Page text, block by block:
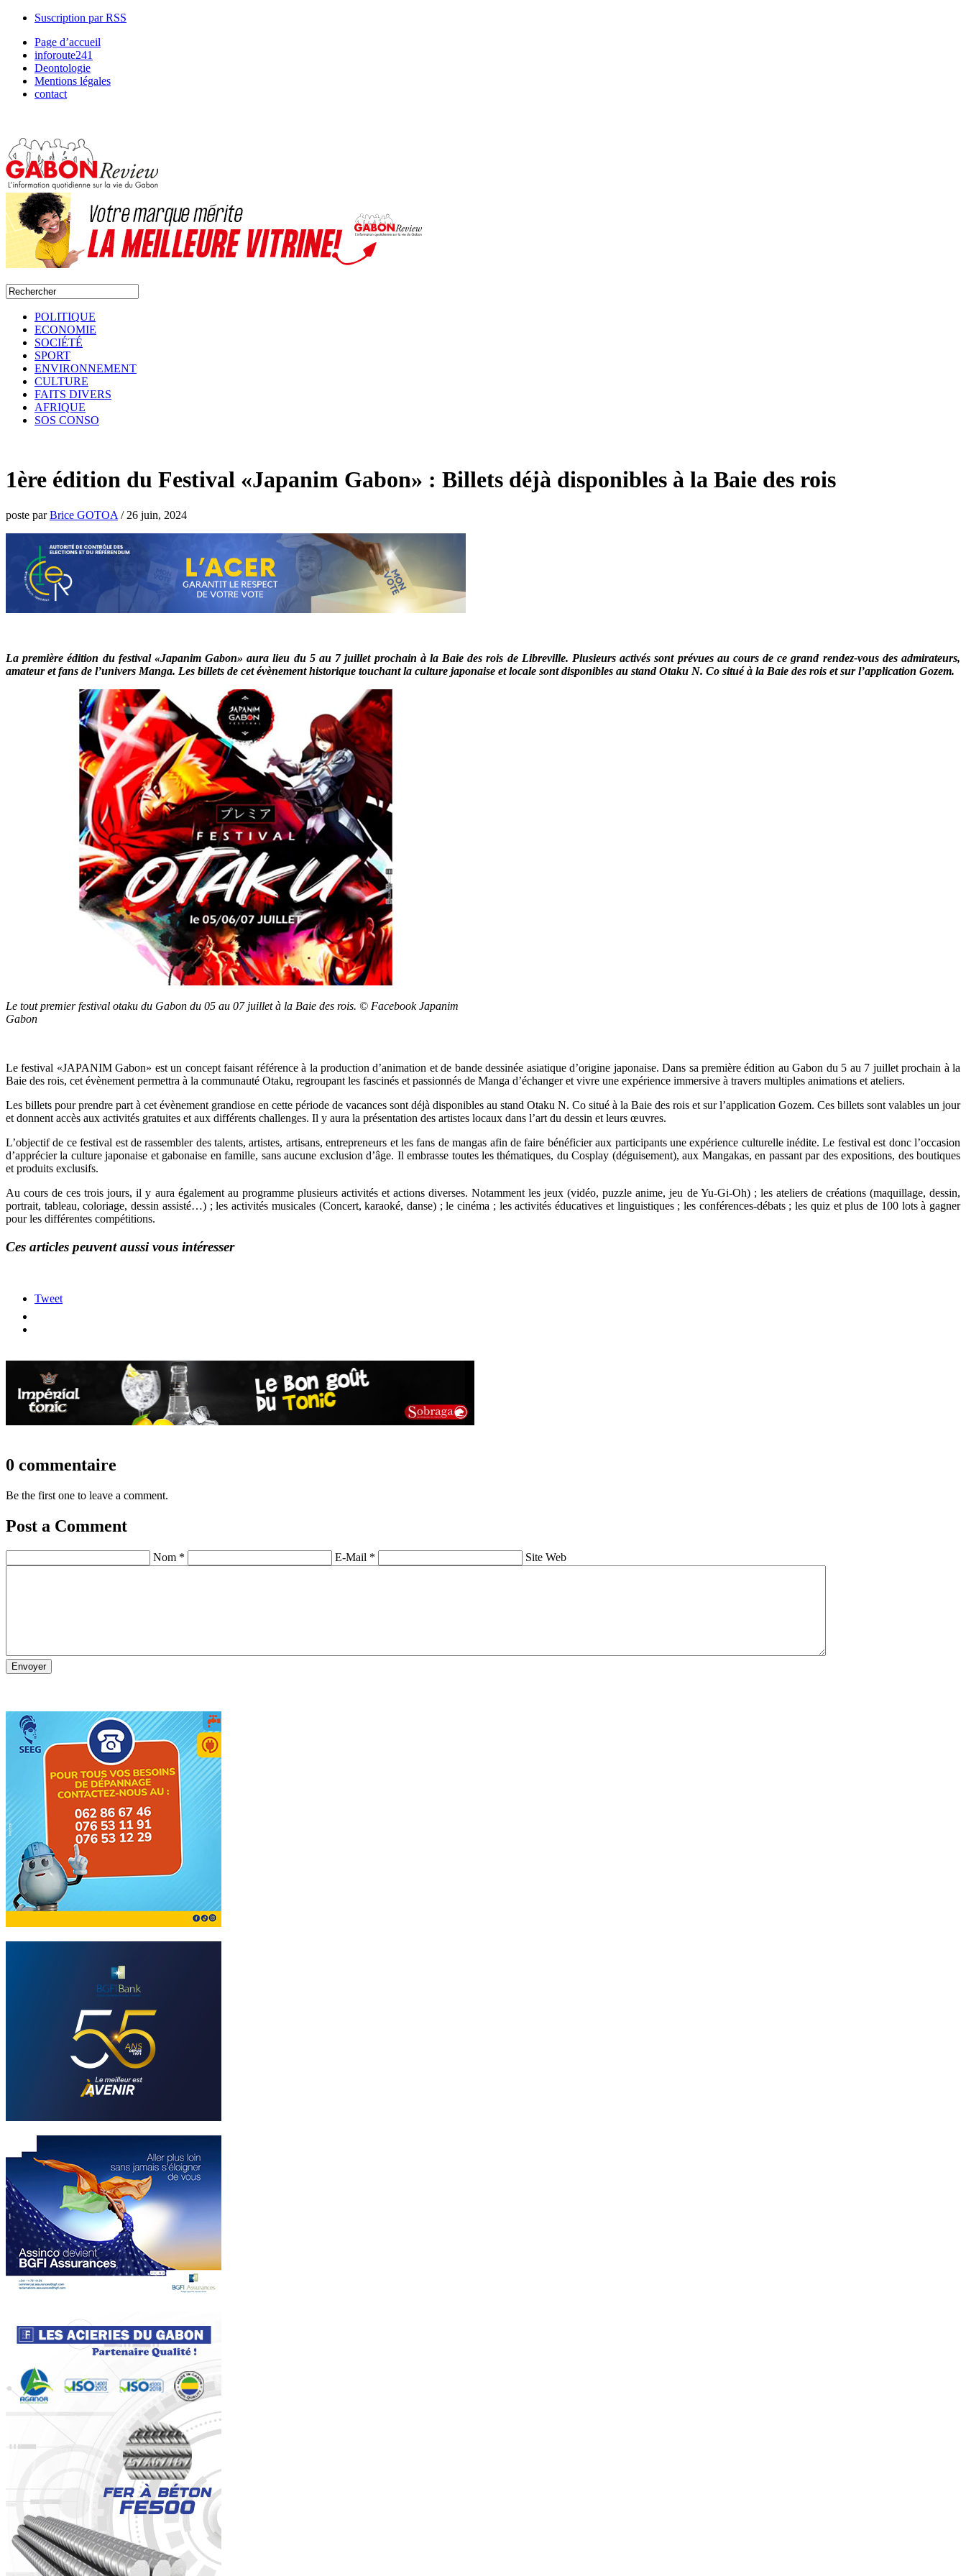
Suscription par RSS
Page d’accueil
inforoute241
Deontologie
Mentions légales
contact
POLITIQUE
ECONOMIE
SOCIÉTÉ
SPORT
ENVIRONNEMENT
CULTURE
FAITS DIVERS
AFRIQUE
SOS CONSO
1ère édition du Festival «Japanim Gabon» : Billets déjà disponibles à la Baie des rois
poste parBrice GOTOA / 26 juin, 2024
La première édition du festival «Japanim Gabon» aura lieu du 5 au 7 juillet prochain à la Baie des rois de Libreville. Plusieurs activés sont prévues au cours de ce grand rendez-vous des admirateurs,
amateur et fans de l’univers Manga. Les billets de cet évènement historique touchant la culture japonaise et locale sont disponibles au stand Otaku N. Co situé à la Baie des rois et sur l’application Gozem.
Le tout premier festival otaku du Gabon du 05 au 07 juillet à la Baie des rois. © Facebook Japanim
Gabon
Le festival «JAPANIM Gabon» est un concept faisant référence à la production d’animation et de bande dessinée asiatique d’origine japonaise. Dans sa première édition au Gabon du 5 au 7 juillet prochain à la
Baie des rois, cet évènement permettra à la communauté Otaku, regroupant les fascinés et passionnés de Manga d’échanger et vivre une expérience immersive à travers multiples animations et ateliers.
Les billets pour prendre part à cet évènement grandiose en cette période de vacances sont déjà disponibles au stand Otaku N. Co situé à la Baie des rois et sur l’application Gozem. Ces billets sont valables un jour
et donnent accès aux activités gratuites et aux différents challenges. Il y aura la présentation des artistes locaux dans l’art du dessin et leurs œuvres.
L’objectif de ce festival est de rassembler des talents, artistes, artisans, entrepreneurs et les fans de mangas afin de faire bénéficier aux participants une expérience culturelle inédite. Le festival est donc l’occasion
d’apprécier la culture japonaise et gabonaise en famille, sans aucune exclusion d’âge. Il embrasse toutes les thématiques, du Cosplay (déguisement), aux Mangakas, en passant par des expositions, des boutiques
et produits exclusifs.
Au cours de ces trois jours, il y aura également au programme plusieurs activités et actions diverses. Notamment les jeux (vidéo, puzzle anime, jeu de Yu-Gi-Oh) ; les ateliers de créations (maquillage, dessin,
portrait, tableau, coloriage, dessin assisté…) ; les activités musicales (Concert, karaoké, danse) ; le cinéma ; les activités éducatives et linguistiques ; les conférences-débats ; les quiz et plus de 100 lots à gagner
pour les différentes compétitions.
Ces articles peuvent aussi vous intéresser
Tweet
0 commentaire
Be the first one to leave a comment.
Post a Comment
Nom * E-Mail * Site Web